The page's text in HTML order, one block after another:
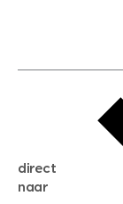
gratis
huis
huis kopen
direct
naar